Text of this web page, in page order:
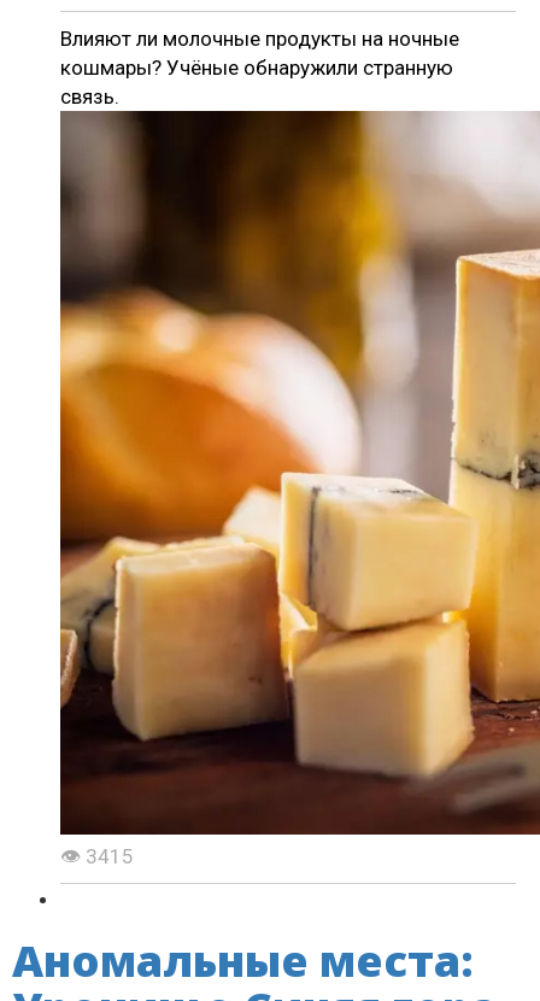
Влияют ли молочные продукты на ночные
кошмары? Учёные обнаружили странную
связь.
👁 3415
Аномальные места: